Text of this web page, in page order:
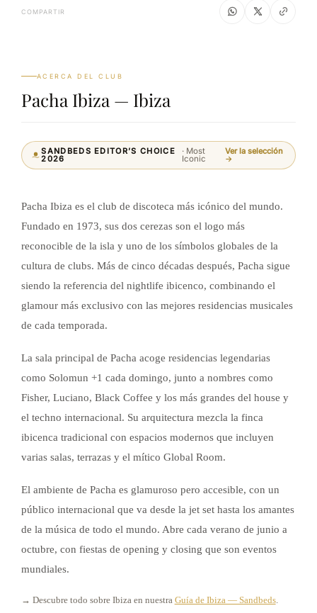
ACERCA DEL CLUB
Pacha Ibiza — Ibiza
SANDBEDS EDITOR’S CHOICE
2026
· Most
Iconic
Ver la selección
→
Pacha Ibiza es el club de discoteca más icónico del mundo.
Fundado en 1973, sus dos cerezas son el logo más
reconocible de la isla y uno de los símbolos globales de la
cultura de clubs. Más de cinco décadas después, Pacha sigue
siendo la referencia del nightlife ibicenco, combinando el
glamour más exclusivo con las mejores residencias musicales
de cada temporada.
La sala principal de Pacha acoge residencias legendarias
como Solomun +1 cada domingo, junto a nombres como
Fisher, Luciano, Black Coffee y los más grandes del house y
el techno internacional. Su arquitectura mezcla la finca
ibicenca tradicional con espacios modernos que incluyen
varias salas, terrazas y el mítico Global Room.
El ambiente de Pacha es glamuroso pero accesible, con un
público internacional que va desde la jet set hasta los amantes
de la música de todo el mundo. Abre cada verano de junio a
octubre, con fiestas de opening y closing que son eventos
mundiales.
→ Descubre todo sobre Ibiza en nuestra Guía de Ibiza — Sandbeds.
COMPARTIR